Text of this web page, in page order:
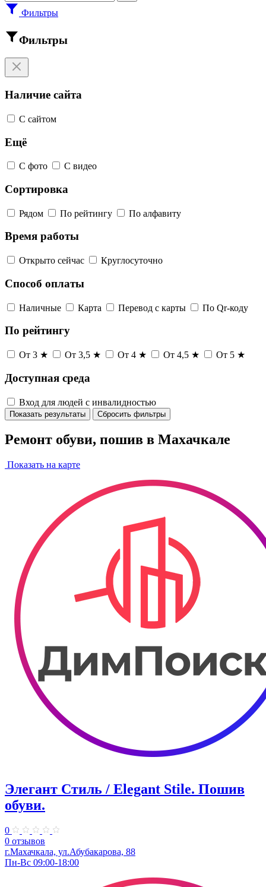
Фильтры
Фильтры
Наличие сайта
С сайтом
Ещё
С фото С видео
Сортировка
Рядом По рейтингу По алфавиту
Время работы
Открыто сейчас Круглосуточно
Способ оплаты
Наличные Карта Перевод с карты По Qr-коду
По рейтингу
От 3 ★ От 3,5 ★ От 4 ★ От 4,5 ★ От 5 ★
Доступная среда
Вход для людей с инвалидностью
Показать результаты Сбросить фильтры
Ремонт обуви, пошив в Махачкале
Показать на карте
Элегант Стиль / Elegant Stile. Пошив
обуви.
0
0 отзывов
г.Махачкала, ул.Абубакарова, 88
Пн-Вс 09:00-18:00